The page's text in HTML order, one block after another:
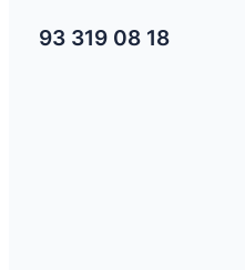
93 319 08 18